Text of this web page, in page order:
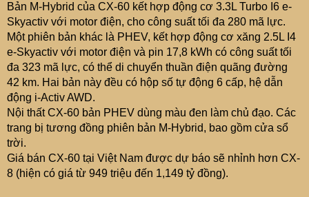
Bản M-Hybrid của CX-60 kết hợp động cơ 3.3L Turbo I6 e-
Skyactiv với motor điện, cho công suất tối đa 280 mã lực.
Một phiên bản khác là PHEV, kết hợp động cơ xăng 2.5L I4
e-Skyactiv với motor điện và pin 17,8 kWh có công suất tối
đa 323 mã lực, có thể di chuyển thuần điện quãng đường
42 km. Hai bản này đều có hộp số tự động 6 cấp, hệ dẫn
động i-Activ AWD.
Nội thất CX-60 bản PHEV dùng màu đen làm chủ đạo. Các
trang bị tương đồng phiên bản M-Hybrid, bao gồm cửa sổ
trời.
Giá bán CX-60 tại Việt Nam được dự báo sẽ nhỉnh hơn CX-
8 (hiện có giá từ 949 triệu đến 1,149 tỷ đồng).